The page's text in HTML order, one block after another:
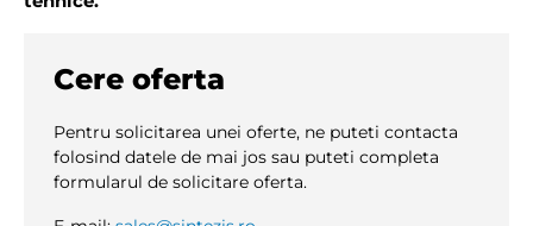
Cere oferta
Pentru solicitarea unei oferte, ne puteti contacta
folosind datele de mai jos sau puteti completa
formularul de solicitare oferta.